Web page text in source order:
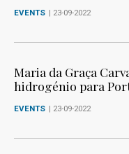
EVENTS | 23-09-2022
Maria da Graça
hidrogénio para
EVENTS | 23-09-2022